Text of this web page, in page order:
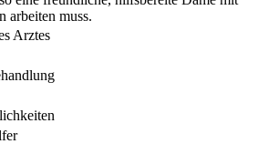
arbeiten muss.
Arztes